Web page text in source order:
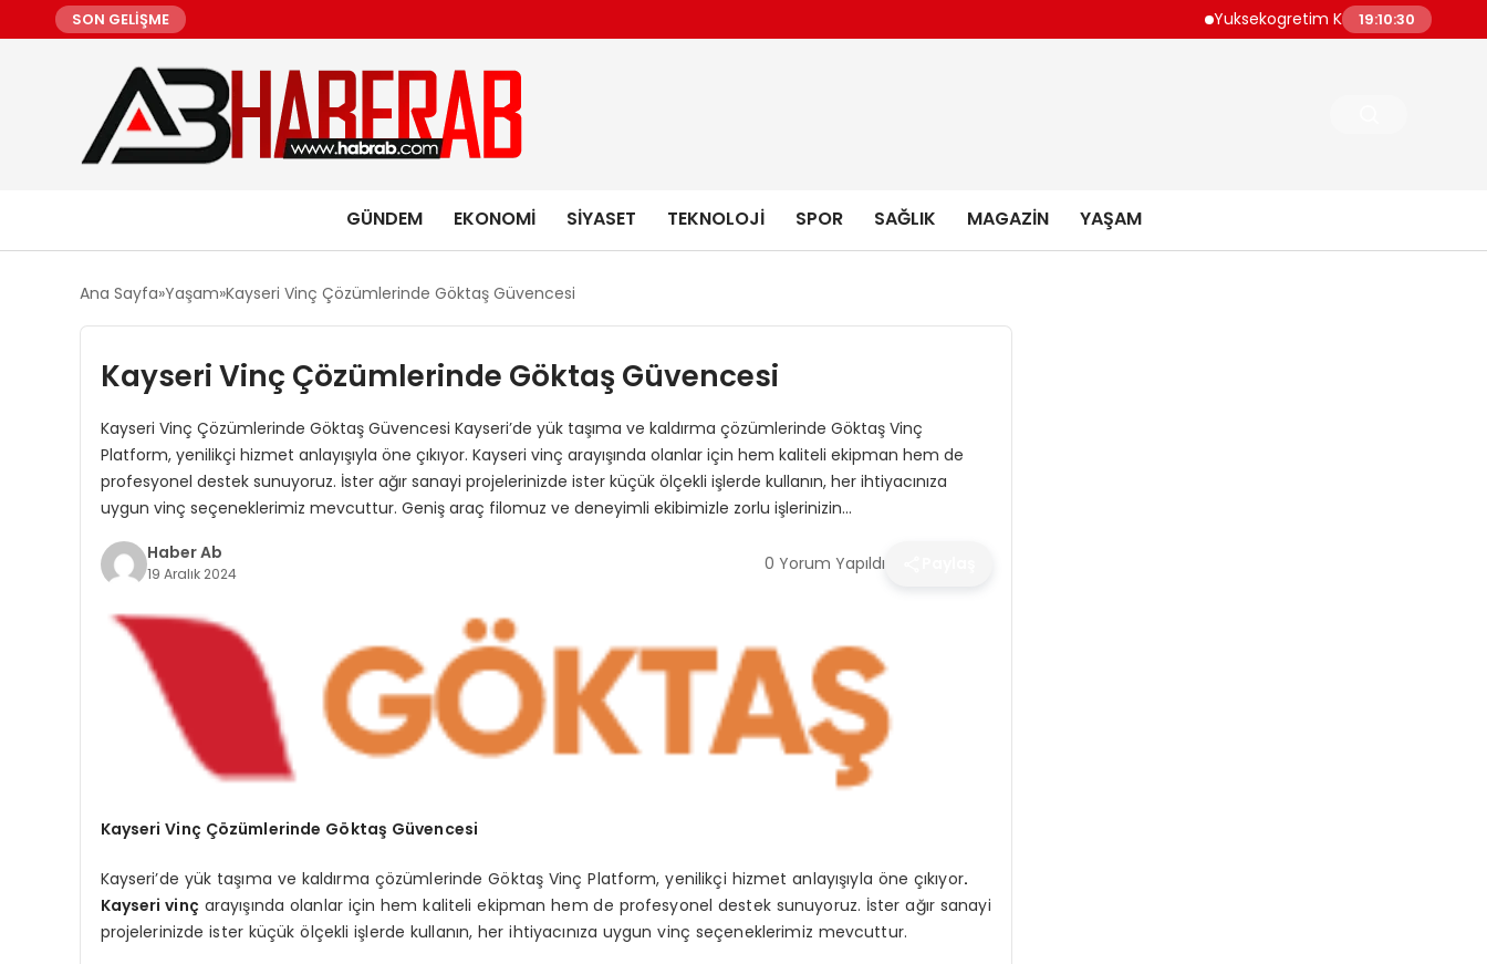
SON GELİŞME Yuksekogretim Kurulundan Dijital
19:10:30
GÜNDEM EKONOMI SIYASET TEKNOLOJI SPOR SAĞLIK MAGAZIN YAŞAM
Ana Sayfa Yaşam Kayseri Vinç Çözümlerinde Göktaş Güvencesi
Kayseri Vinç Çözümlerinde Göktaş Güvencesi
Kayseri Vinç Çözümlerinde Göktaş Güvencesi Kayseri’de yük taşıma ve kaldırma çözümlerinde Göktaş Vinç
Platform, yenilikçi hizmet anlayışıyla öne çıkıyor. Kayseri vinç arayışında olanlar için hem kaliteli ekipman hem de
profesyonel destek sunuyoruz. İster ağır sanayi projelerinizde ister küçük ölçekli işlerde kullanın, her ihtiyacınıza
uygun vinç seçeneklerimiz mevcuttur. Geniş araç filomuz ve deneyimli ekibimizle zorlu işlerinizin…
Haber Ab
19 Aralık 2024 0 Yorum Yapıldı
Kayseri Vinç Çözümlerinde Göktaş Güvencesi
Kayseri’de yük taşıma ve kaldırma çözümlerinde Göktaş Vinç Platform, yenilikçi hizmet anlayışıyla öne çıkıyor.
Kayseri vinç arayışında olanlar için hem kaliteli ekipman hem de profesyonel destek sunuyoruz. İster ağır sanayi
projelerinizde ister küçük ölçekli işlerde kullanın, her ihtiyacınıza uygun vinç seçeneklerimiz mevcuttur.